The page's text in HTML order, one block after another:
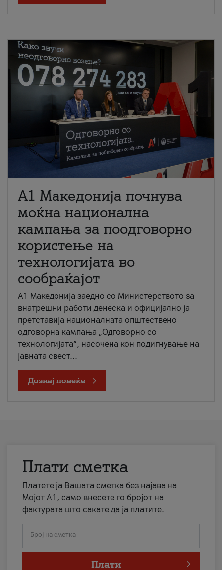
A1 Македонија почнува
моќна национална
кампања за поодговорно
користење на
технологијата во
сообраќајот
A1 Македонија заедно со Министерството за
внатрешни работи денеска и официјално ја
претставија националната општествено
одговорна кампања „Одговорно со
технологијата“, насочена кон подигнување на
јавната свест...
Дознај повеќе
Плати сметка
Платете ја Вашата сметка без најава на
Мојот А1, само внесете го бројот на
фактурата што сакате да ја платите.
Број на сметка
Плати